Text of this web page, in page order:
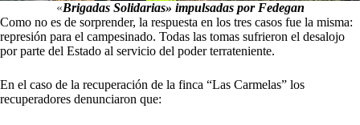
«Brigadas Solidarias» impulsadas por Fedegan
Como no es de sorprender, la respuesta en los tres casos fue la misma:
represión para el campesinado. Todas las tomas sufrieron el desalojo
por parte del Estado al servicio del poder terrateniente.
En el caso de la recuperación de la finca “Las Carmelas” los
recuperadores denunciaron que: